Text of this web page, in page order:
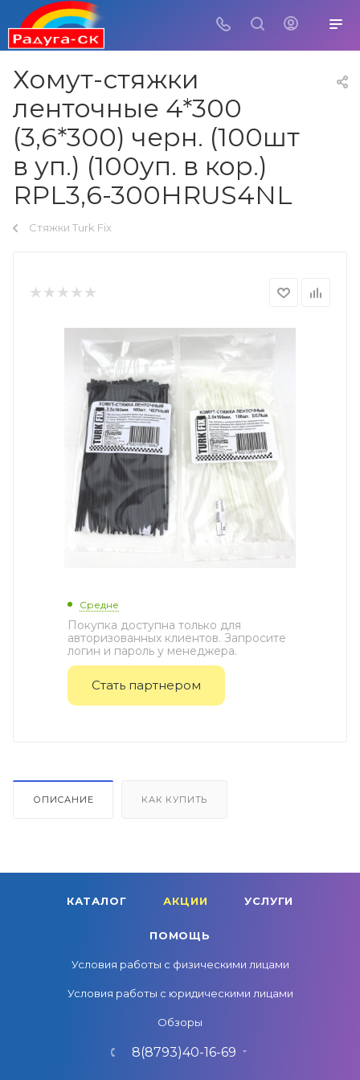
Хомут-стяжки
ленточные 4*300
(3,6*300) черн. (100шт
в уп.) (100уп. в кор.)
RPL3,6-300HRUS4NL
Стяжки Turk Fix
Средне
Покупка доступна только для
авторизованных клиентов. Запросите
логин и пароль у менеджера.
Стать партнером
ОПИСАНИЕ КАК КУПИТЬ
КАТАЛОГ АКЦИИ УСЛУГИ
ПОМОЩЬ
Условия работы с физическими лицами
Условия работы с юридическими лицами
Обзоры
8(8793)40-16-69